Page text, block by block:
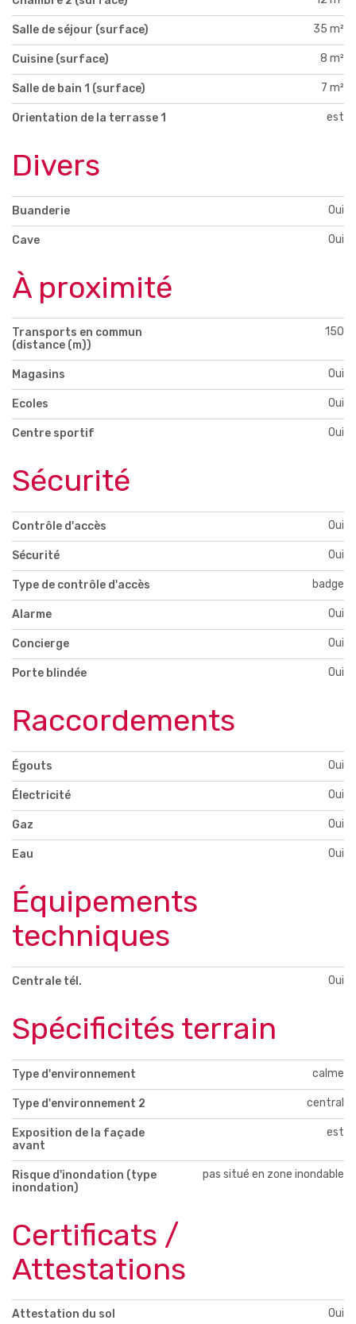
Salle de séjour (surface) 35 m²
Cuisine (surface) 8 m²
Salle de bain 1 (surface) 7 m²
Orientation de la terrasse 1 est
Divers
Buanderie Oui
Cave Oui
À proximité
Transports en commun
(distance (m))
150
Magasins Oui
Ecoles Oui
Centre sportif Oui
Sécurité
Contrôle d'accès Oui
Sécurité Oui
Type de contrôle d'accès badge
Alarme Oui
Concierge Oui
Porte blindée Oui
Raccordements
Égouts Oui
Électricité Oui
Gaz Oui
Eau Oui
Équipements
techniques
Centrale tél. Oui
Spécificités terrain
Type d'environnement calme
Type d'environnement 2 central
Exposition de la façade
avant
est
Risque d'inondation (type
inondation)
pas situé en zone inondable
Certificats /
Attestations
Attestation du sol Oui